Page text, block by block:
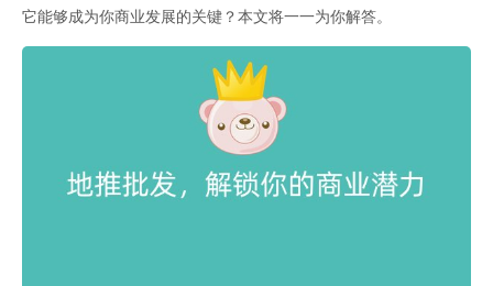
它能够成为你商业发展的关键？本文将一一为你解答。